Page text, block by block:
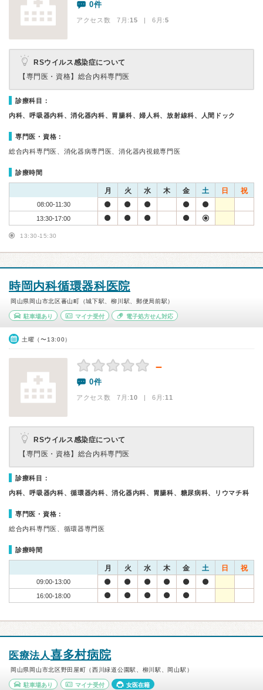
0件
アクセス数 7月:15 | 6月:5
RSウイルス感染症について
【専門医・資格】 総合内科専門医
診療科目：
内科、呼吸器内科、消化器内科、胃腸科、婦人科、放射線科、人間ドック
専門医・資格：
総合内科専門医、消化器病専門医、消化器内視鏡専門医
診療時間
月 火 水 木 金 土 日 祝
08:00-11:30
13:30-17:00
13:30-15:30
時岡内科循環器科医院
岡山県岡山市北区蕃山町（城下駅、柳川駅、郵便局前駅）
駐車場あり マイナ受付 電子処方せん対応
土曜（〜13:00）
－
0件
アクセス数 7月:10 | 6月:11
RSウイルス感染症について
【専門医・資格】 総合内科専門医
診療科目：
内科、呼吸器内科、循環器内科、消化器内科、胃腸科、糖尿病科、リウマチ科
専門医・資格：
総合内科専門医、循環器専門医
診療時間
月 火 水 木 金 土 日 祝
09:00-13:00
16:00-18:00
医療法人喜多村病院
岡山県岡山市北区野田屋町（西川緑道公園駅、柳川駅、岡山駅）
駐車場あり マイナ受付 女医在籍